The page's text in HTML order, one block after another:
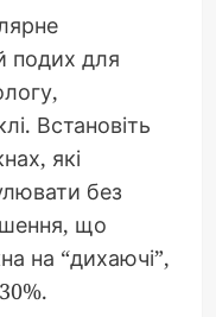
подих для
Встановіть
які
без
що
на “дихаючі”,